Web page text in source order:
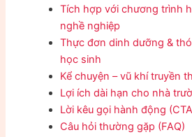
Tích hợp với chương trình
nghề nghiệp
Thực đơn dinh dưỡng &
học sinh
Kể chuyện – vũ khí truyền
Lợi ích dài hạn cho nhà
Lời kêu gọi hành động
Câu hỏi thường gặp (FAQ)